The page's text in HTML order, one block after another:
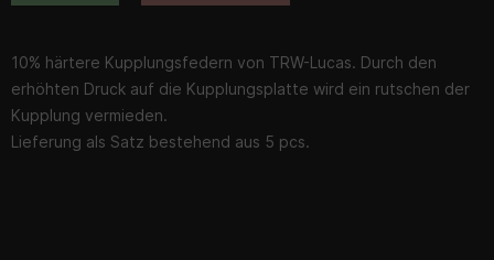
10% härtere Kupplungsfedern von TRW-Lucas. Durch den
erhöhten Druck auf die Kupplungsplatte wird ein rutschen der
Kupplung vermieden.
Lieferung als Satz bestehend aus 5 pcs.